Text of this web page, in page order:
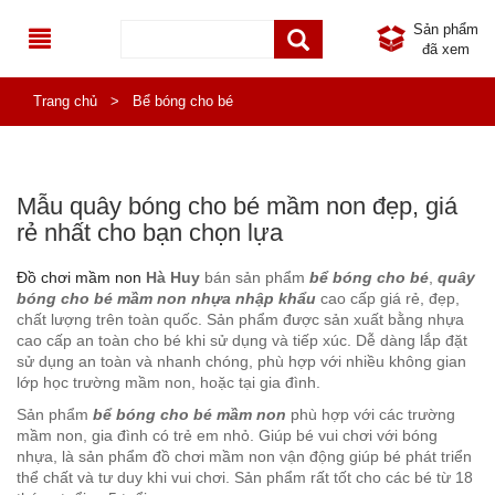
Sản phẩm
đã xem
TRANG CHỦ
ĐỒ CHƠI NGOÀI TRỜI
NHÀ KHỐI LIÊN HOÀN NGOÀI TRỜI
THÚ NHÚN LÒ XO CHO BÉ
BẬP BÊNH NGOÀI TRỜI
THANG LEO CẦU TRƯỢT NGOÀI TRỜI
XÍCH ĐU MẦM NON
TB THỂ THAO NGOÀI TRỜI
THIẾT BỊ THỂ THAO NGOÀI TRỜI PHỔ THÔNG
THIẾT BỊ THỂ DỤC NGOÀI TRỜI ĐA NĂNG
KHU VUI CHƠI LIÊN HOÀN
NHÀ LIÊN HOÀN TRONG NHÀ
PHỤ KIỆN NHÀ LIÊN HOÀN
ĐỒ CHƠI NHẬP KHẨU
BÀN GHẾ NHẬP KHẨU
GIÁ ĐỂ ĐỒ CHƠI, GIÁ PHƠI NHẬP KHẨU
NỘI THẤT MẦM NON
BÀN GHẾ MẦM NON
THIẾT BỊ INOX MẦM NON
SẢN PHẨM MỚI
SẢN PHẨM KHUYẾN MÃI
TIN TỨC
TIN KHUYẾN MÃI
CÔNG TRÌNH
HOẠT ĐỘNG TỪ THIỆN
LIÊN HỆ
Trang chủ > Bể bóng cho bé
Mẫu quây bóng cho bé mầm non đẹp, giá
rẻ nhất cho bạn chọn lựa
Đồ chơi mầm non Hà Huy bán sản phẩm bể bóng cho bé, quây
bóng cho bé mầm non nhựa nhập khẩu cao cấp giá rẻ, đẹp,
chất lượng trên toàn quốc. Sản phẩm được sản xuất bằng nhựa
cao cấp an toàn cho bé khi sử dụng và tiếp xúc. Dễ dàng lắp đặt
sử dụng an toàn và nhanh chóng, phù hợp với nhiều không gian
lớp học trường mầm non, hoặc tại gia đình.
Sản phẩm bể bóng cho bé mầm non phù hợp với các trường
mầm non, gia đình có trẻ em nhỏ. Giúp bé vui chơi với bóng
nhựa, là sản phẩm đồ chơi mầm non vận động giúp bé phát triển
thể chất và tư duy khi vui chơi. Sản phẩm rất tốt cho các bé từ 18